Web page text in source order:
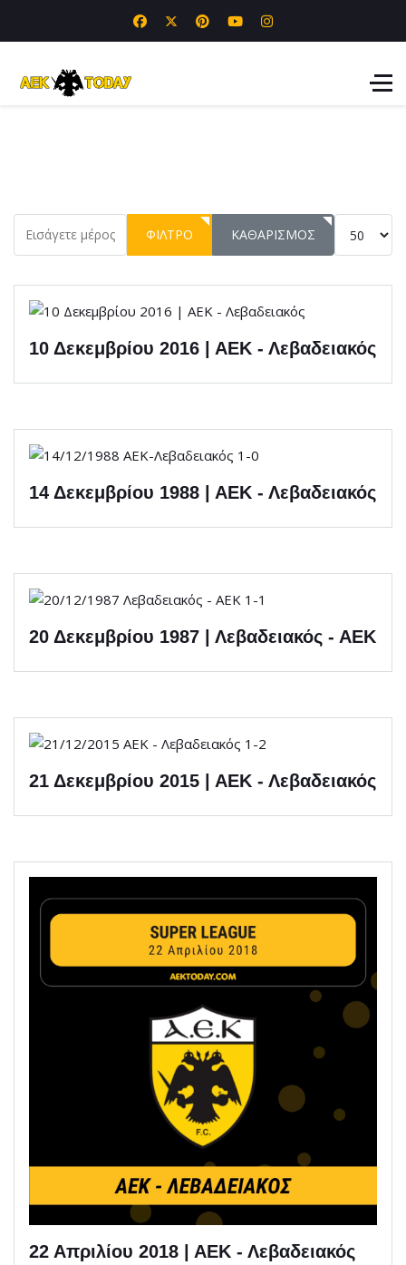
Εισάγετε μέρος του τίτλου.
ΦΊΛΤΡΟ ΚΑΘΑΡΙΣΜΌΣ
10 Δεκεμβρίου 2016 | ΑΕΚ - Λεβαδειακός
14 Δεκεμβρίου 1988 | ΑΕΚ - Λεβαδειακός
20 Δεκεμβρίου 1987 | Λεβαδειακός - ΑΕΚ
21 Δεκεμβρίου 2015 | ΑΕΚ - Λεβαδειακός
22 Απριλίου 2018 | ΑΕΚ - Λεβαδειακός